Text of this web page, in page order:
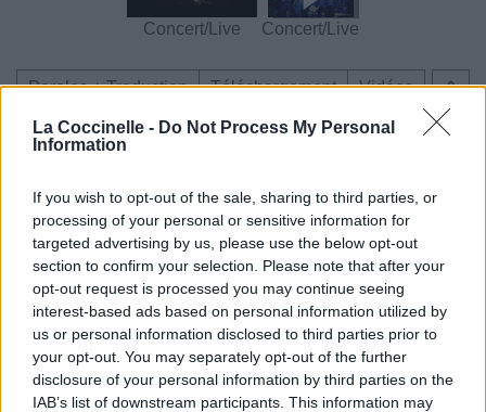
La Coccinelle - Do Not Process My Personal
Information
If you wish to opt-out of the sale, sharing to third parties, or
processing of your personal or sensitive information for
targeted advertising by us, please use the below opt-out
section to confirm your selection. Please note that after your
opt-out request is processed you may continue seeing
interest-based ads based on personal information utilized by
us or personal information disclosed to third parties prior to
your opt-out. You may separately opt-out of the further
disclosure of your personal information by third parties on the
IAB’s list of downstream participants. This information may
Concert/Live Concert/Live
⇑
Paroles + Traduction Téléchargement
Vidéos
Commentaires
Dire «merci» pour cette traduction Corriger une erreur